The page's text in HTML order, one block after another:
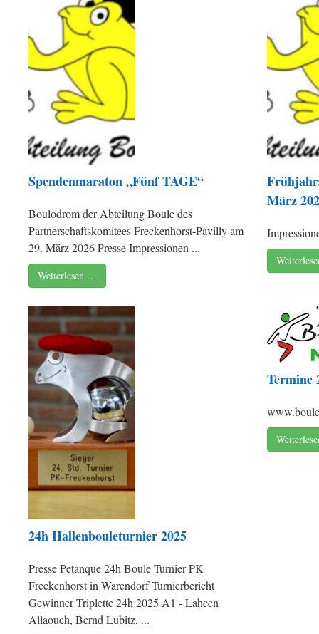
Spendenmaraton „Fünf TAGE“
Boulodrom der Abteilung Boule des
Partnerschaftskomitees Freckenhorst-Pavilly am
29. März 2026 Presse Impressionen ...
Weiterlesen …
März
24h Hallenbouleturnier 2025
Presse Petanque 24h Boule Turnier PK
Freckenhorst in Warendorf Turnierbericht
Gewinner Triplette 24h 2025 A1 - Lahcen
Allaouch, Bernd Lubitz, ...
Termine